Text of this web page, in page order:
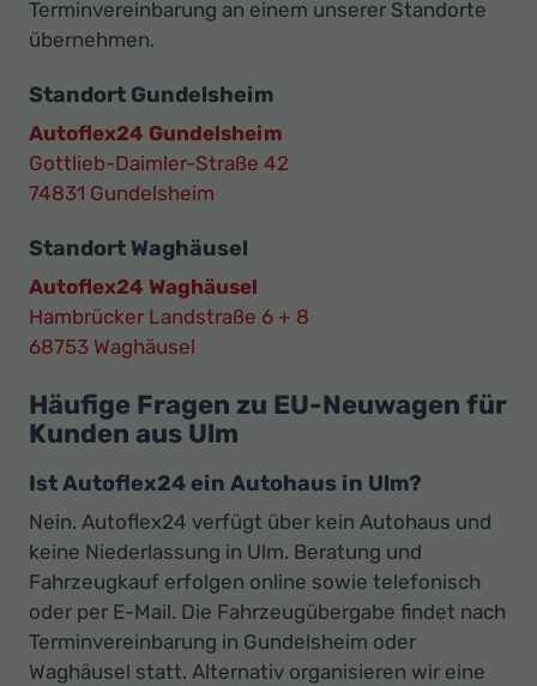
Terminvereinbarung an einem unserer Standorte
übernehmen.
Standort Gundelsheim
Autoflex24 Gundelsheim
Gottlieb-Daimler-Straße 42
74831 Gundelsheim
Standort Waghäusel
Autoflex24 Waghäusel
Hambrücker Landstraße 6 + 8
68753 Waghäusel
Häufige Fragen zu EU-Neuwagen für
Kunden aus Ulm
Ist Autoflex24 ein Autohaus in Ulm?
Nein. Autoflex24 verfügt über kein Autohaus und
keine Niederlassung in Ulm. Beratung und
Fahrzeugkauf erfolgen online sowie telefonisch
oder per E-Mail. Die Fahrzeugübergabe findet nach
Terminvereinbarung in Gundelsheim oder
Waghäusel statt. Alternativ organisieren wir eine